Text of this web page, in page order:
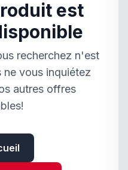
est
recherchez n'est
vous inquiétez
autres offres